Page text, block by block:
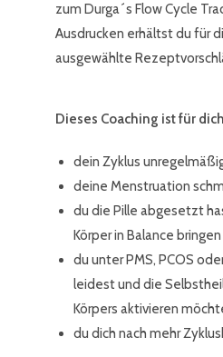
zum Durga´s Flow Cycle
Ausdrucken erhältst du für
ausgewählte
Dieses Coaching ist für
dein Zyklus
deine Menstruation
du die Pille abgesetzt
Körper in Balance
du unter PMS, PCOS
leidest und die
Körpers aktivieren
du dich nach mehr